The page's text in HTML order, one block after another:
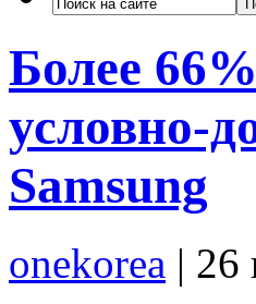
Более
условно-
Samsung
onekorea | 26